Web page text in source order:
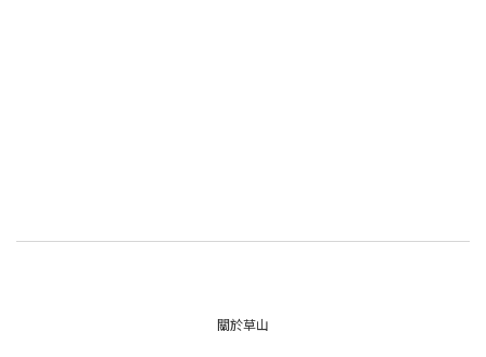
關於草山